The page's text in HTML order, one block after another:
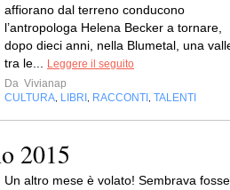
affiorano dal terreno conducono
l’antropologa Helena Becker a tornare,
dopo dieci anni, nella Blumetal, una
tra le...
Leggere il seguito
Da Vivianap
CULTURA LIBRI RACCONTI TALENTI
2015
Un altro mese è volato! Sembrava fosse